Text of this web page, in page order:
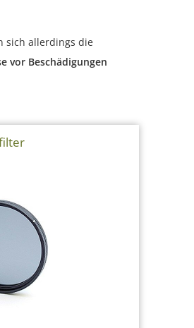
sich allerdings die
vor Beschädigungen